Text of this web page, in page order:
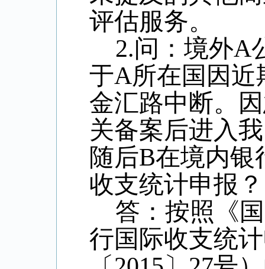
评估服务。
2.问：境外A
于A所在国因近
金汇路中断。
关备案后进入
随后B在境内银
收支统计申报？
答：按照《
行国际收支统